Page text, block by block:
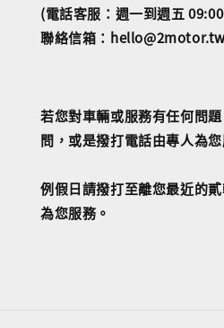
(電話客服：週一到週五
聯絡信箱：
若您對車輛或服務有任何問
問，或是撥打電話由專人為您
例假日請撥打至離您最近的
為您服務。